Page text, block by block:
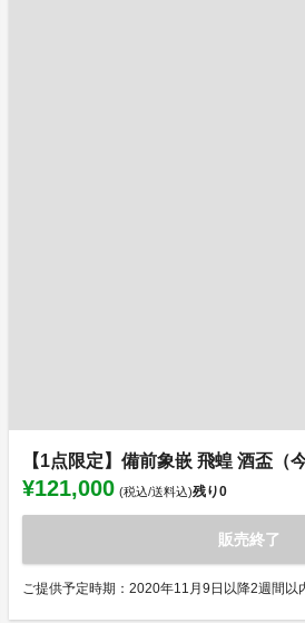
【1点限定】備前象嵌 飛蝗 酒盃（
¥121,000 (税込/送料込)残り0
販売終了
ご提供予定時期：2020年11月9日以降2週間以